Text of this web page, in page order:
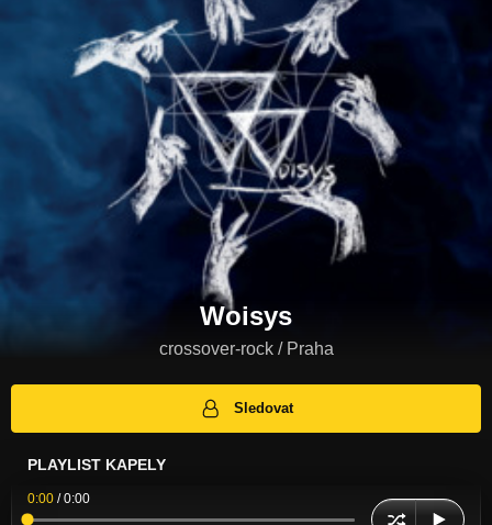
Woisys
crossover-rock / Praha
Sledovat
PLAYLIST KAPELY
0:00 /0:00